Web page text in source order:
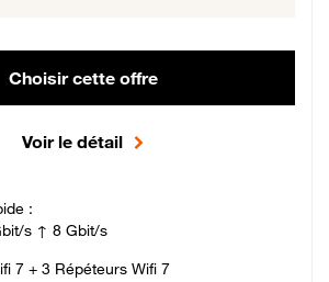
Choisir cette offre
Voir le détail
:
s ↑ 8 Gbit/s
7 + 3 Répéteurs Wifi 7